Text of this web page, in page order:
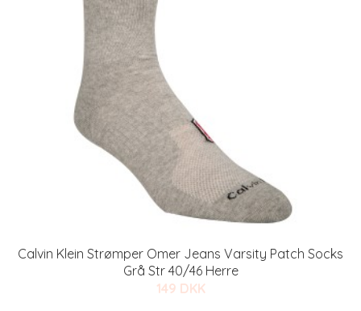
Calvin Klein Strømper Omer Jeans Varsity Patch Socks
Grå Str 40/46 Herre
149 DKK